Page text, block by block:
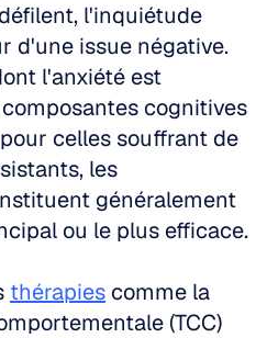
l'inquiétude
d'une issue négative.
l'anxiété est
cognitives
celles souffrant de
les
généralement
ou le plus efficace.
thérapies comme la
(TCC)